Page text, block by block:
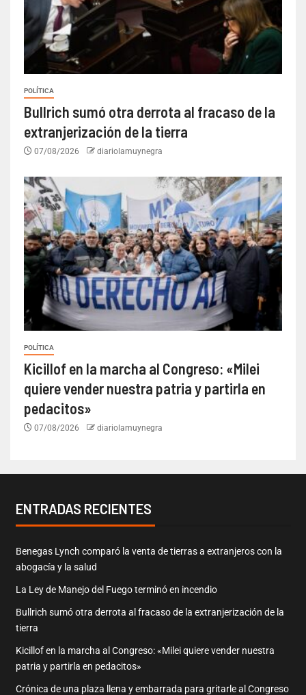
POLÍTICA
Bullrich sumó otra derrota al fracaso de la
extranjerización de la tierra
07/08/2026 diariolamuynegra
POLÍTICA
Kicillof en la marcha al Congreso: «Milei
quiere vender nuestra patria y partirla en
pedacitos»
07/08/2026 diariolamuynegra
ENTRADAS RECIENTES
Benegas Lynch comparó la venta de tierras a extranjeros con la
abogacía y la salud
La Ley de Manejo del Fuego terminó en incendio
Bullrich sumó otra derrota al fracaso de la extranjerización de la
tierra
Kicillof en la marcha al Congreso: «Milei quiere vender nuestra
patria y partirla en pedacitos»
Crónica de una plaza llena y embarrada para gritarle al Congreso